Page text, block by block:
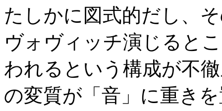
たしかに図式的だし、
ヴォヴィッチ演じると
われるという構成が不
の変質が「音」に重き